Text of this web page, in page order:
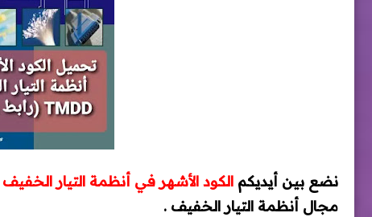
نضع بين أيديكم الكود الأشهر في أنظمة التيار الخفيف
مجال أنظمة التيار الخفيف .